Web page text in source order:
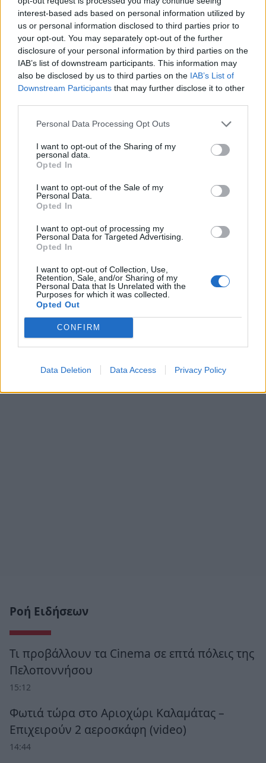
interest-based ads based on personal information utilized by
us or personal information disclosed to third parties prior to
your opt-out. You may separately opt-out of the further
disclosure of your personal information by third parties on the
IAB’s list of downstream participants. This information may
also be disclosed by us to third parties on the IAB’s List of
Downstream Participants that may further disclose it to other
Personal Data Processing Opt Outs
I want to opt-out of the Sharing of my
personal data.
Opted In
I want to opt-out of the Sale of my
Personal Data.
Opted In
I want to opt-out of processing my
Personal Data for Targeted Advertising.
Opted In
I want to opt-out of Collection, Use,
Retention, Sale, and/or Sharing of my
Personal Data that Is Unrelated with the
Purposes for which it was collected.
Opted Out
CONFIRM
Data Deletion Data Access Privacy Policy
κοσμήματα, κινητά τηλέφωνα, που η συνολική
τους αξία ξεπερνά τις -13.000- ευρώ, σύμφωνα
με τους ιδιοκτήτες τους.
Η σχηματισθείσα δικογραφία θα υποβληθεί στον
κ. Εισαγγελέα Πρωτοδικών Σπάρτης, ενώ η
αστυνομική έρευνα και το προανακριτικό έργο,
συνεχίζονται από το Τμήμα Ασφαλείας Σπάρτης,
για την εξακρίβωση της τυχόν συμμετοχής τους,
Ροή Ειδήσεων
Τι προβάλλουν τα Cinema σε επτά πόλεις της
Πελοποννήσου
15:12
Φωτιά τώρα στο Αριοχώρι Καλαμάτας –
Επιχειρούν 2 αεροσκάφη (video)
14:44